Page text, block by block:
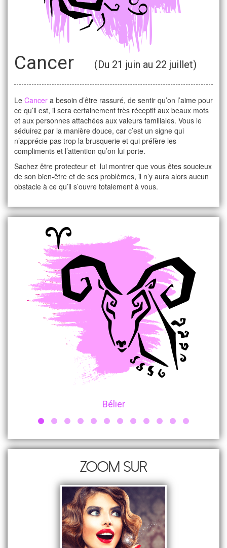
Cancer (Du 21 juin au 22 juillet)
Le Cancer a besoin d’être rassuré, de sentir qu’on l’aime pour
ce qu’il est, il sera certainement très réceptif aux beaux mots
et aux personnes attachées aux valeurs familiales. Vous le
séduirez par la manière douce, car c’est un signe qui
n’apprécie pas trop la brusquerie et qui préfère les
compliments et l’attention qu’on lui porte.
Sachez être protecteur et lui montrer que vous êtes soucieux
de son bien-être et de ses problèmes, il n’y aura alors aucun
obstacle à ce qu’il s’ouvre totalement à vous.
Bélier
Zoom sur